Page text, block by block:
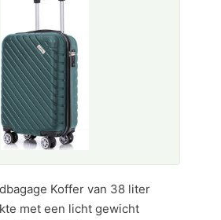
Koffer van 38 liter
met een licht gewicht